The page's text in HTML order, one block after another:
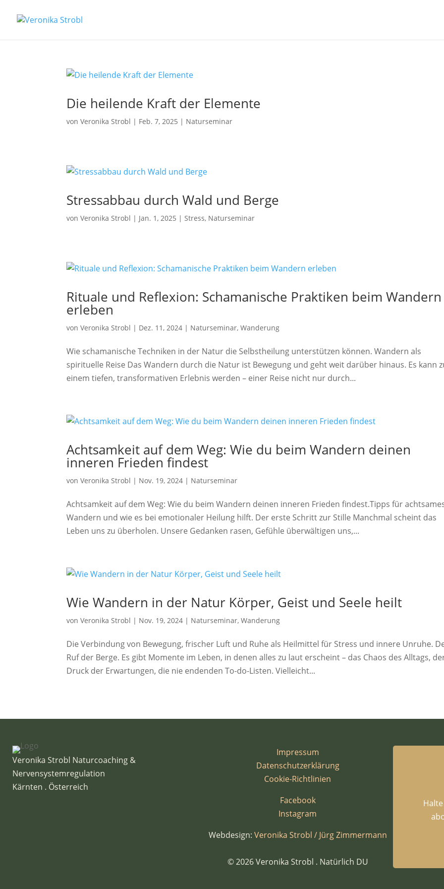
Die heilende Kraft der Elemente
vonVeronika Strobl | Feb. 7, 2025 | Naturseminar
Stressabbau durch Wald und Berge
vonVeronika Strobl | Jan. 1, 2025 |Stress, Naturseminar
Rituale und Reflexion: Schamanische Praktiken beim Wandern
erleben
vonVeronika Strobl | Dez. 11, 2024 | Naturseminar,Wanderung
Wie schamanische Techniken in der Natur die Selbstheilung unterstützen können. Wandern als
spirituelle Reise Das Wandern durch die Natur ist Bewegung und geht weit darüber hinaus. Es kann
einem tiefen, transformativen Erlebnis werden – einer Reise nicht nur durch...
Achtsamkeit auf dem Weg: Wie du beim Wandern deinen
inneren Frieden findest
vonVeronika Strobl | Nov. 19, 2024 | Naturseminar
Achtsamkeit auf dem Weg: Wie du beim Wandern deinen inneren Frieden findest.Tipps für
Wandern und wie es bei emotionaler Heilung hilft. Der erste Schritt zur Stille Manchmal scheint das
Leben uns zu überholen. Unsere Gedanken rasen, Gefühle überwältigen uns,...
Wie Wandern in der Natur Körper, Geist und Seele heilt
vonVeronika Strobl | Nov. 19, 2024 | Naturseminar,Wanderung
Die Verbindung von Bewegung, frischer Luft und Ruhe als Heilmittel für Stress und innere Unruhe.
Ruf der Berge. Es gibt Momente im Leben, in denen alles zu laut erscheint – das Chaos des Alltags,
Druck der Erwartungen, die nie endenden To-do-Listen. Vielleicht...
Veronika Strobl Naturcoaching &
Nervensystemregulation
Kärnten . Österreich
Impressum
Datenschutzerklärung
Cookie-Richtlinien
Facebook
Instagram
Webdesign: Veronika Strobl / Jürg Zimmermann
© 2026 Veronika Strobl . Natürlich DU